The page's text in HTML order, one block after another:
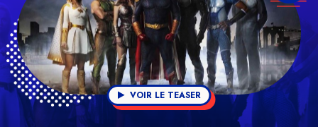
VOIR LE TEASER